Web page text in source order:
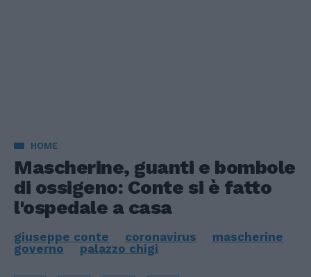
HOME
Mascherine, guanti e bombole
di ossigeno: Conte si è fatto
l'ospedale a casa
giuseppe conte coronavirus
mascherine
governo
palazzo chigi